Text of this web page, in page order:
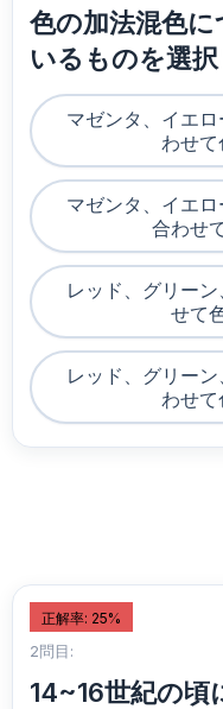
色の加法混色
いるものを選
マゼンタ、イエ
わせ
マゼンタ、イエ
合わせ
レッド、グリー
せて
レッド、グリー
わせ
正解率: 25%
2問目:
14~16世紀の頃